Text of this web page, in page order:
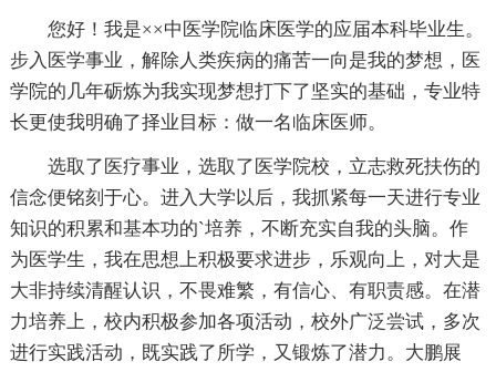
您好！我是××中医学院临床医学的应届本科毕业生。
步入医学事业，解除人类疾病的痛苦一向是我的梦想，医
学院的几年砺炼为我实现梦想打下了坚实的基础，专业特
长更使我明确了择业目标：做一名临床医师。
选取了医疗事业，选取了医学院校，立志救死扶伤的
信念便铭刻于心。进入大学以后，我抓紧每一天进行专业
知识的积累和基本功的`培养，不断充实自我的头脑。作
为医学生，我在思想上积极要求进步，乐观向上，对大是
大非持续清醒认识，不畏难繁，有信心、有职责感。在潜
力培养上，校内积极参加各项活动，校外广泛尝试，多次
进行实践活动，既实践了所学，又锻炼了潜力。大鹏展